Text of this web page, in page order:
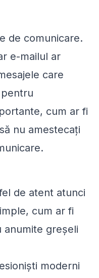
de comunicare.
e-mailul ar
care
cum ar fi
nu amestecați
de atent atunci
cum ar fi
anumite greșeli
moderni